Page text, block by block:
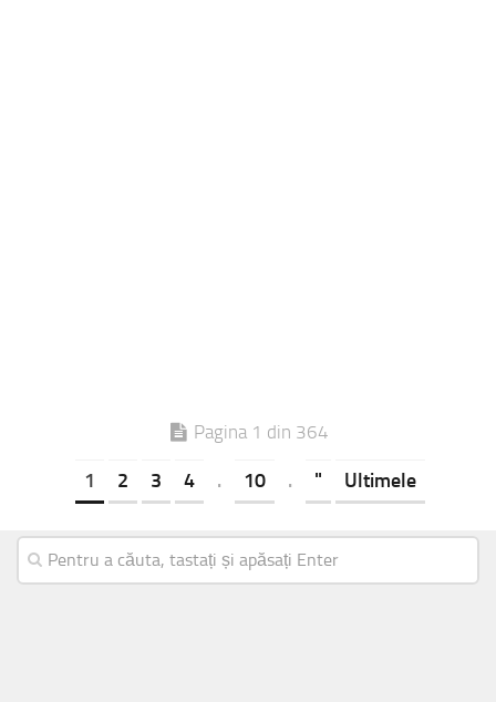
Pagina 1 din 364
1 2 3 4 . 10 . " Ultimele